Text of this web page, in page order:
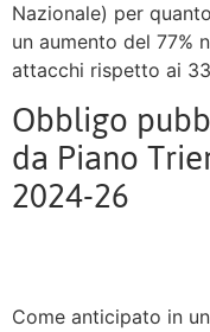
Nazionale) per
un aumento del 77%
attacchi rispetto ai
Obbligo
da Piano
2024-26
Come anticipato in